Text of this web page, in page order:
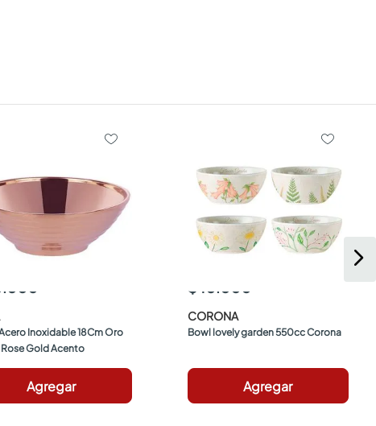
Inoxidable 18Cm Oro
Gold Acento
Agregar
$ 10.000
CORONA
Bowl lovely garden 550cc Corona
Agregar